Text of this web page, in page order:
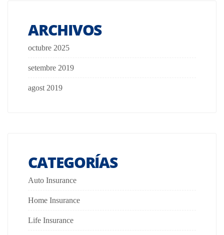
ARCHIVOS
octubre 2025
setembre 2019
agost 2019
CATEGORÍAS
Auto Insurance
Home Insurance
Life Insurance